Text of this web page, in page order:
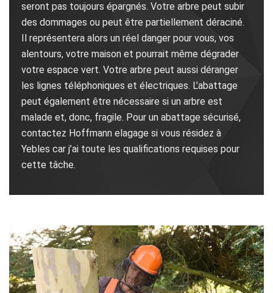
seront pas toujours épargnés. Votre arbre peut subir
des dommages ou peut être partiellement déraciné.
Il représentera alors un réel danger pour vous, vos
alentours, votre maison et pourrait même dégrader
votre espace vert. Votre arbre peut aussi déranger
les lignes téléphoniques et électriques. L’abattage
peut également être nécessaire si un arbre est
malade et, donc, fragile. Pour un abattage sécurisé,
contactez Hoffmann elagage si vous résidez à
Yebles car j’ai toute les qualifications requises pour
cette tâche.